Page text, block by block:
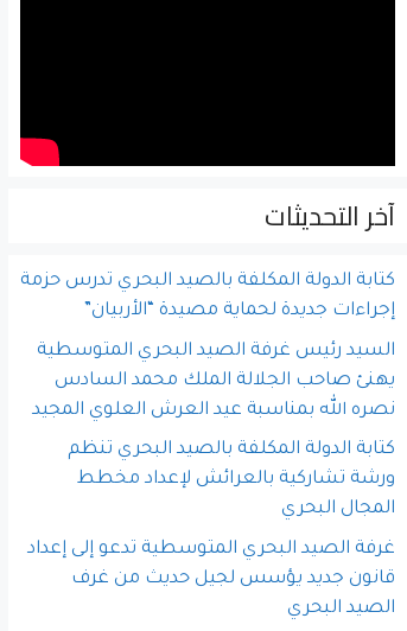
آخر التحديثات
كتابة الدولة المكلفة بالصيد البحري تدرس حزمة
إجراءات جديدة لحماية مصيدة “الأربيان”
السيد رئيس غرفة الصيد البحري المتوسطية
يهنئ صاحب الجلالة الملك محمد السادس
نصره الله بمناسبة عيد العرش العلوي المجيد
كتابة الدولة المكلفة بالصيد البحري تنظم
ورشة تشاركية بالعرائش لإعداد مخطط
المجال البحري
غرفة الصيد البحري المتوسطية تدعو إلى إعداد
قانون جديد يؤسس لجيل حديث من غرف
الصيد البحري